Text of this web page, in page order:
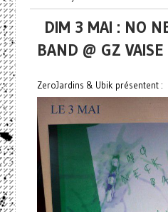
DIM 3 MAI : NO
BAND @ GZ VAISE
ZeroJardins & Ubik présentent :